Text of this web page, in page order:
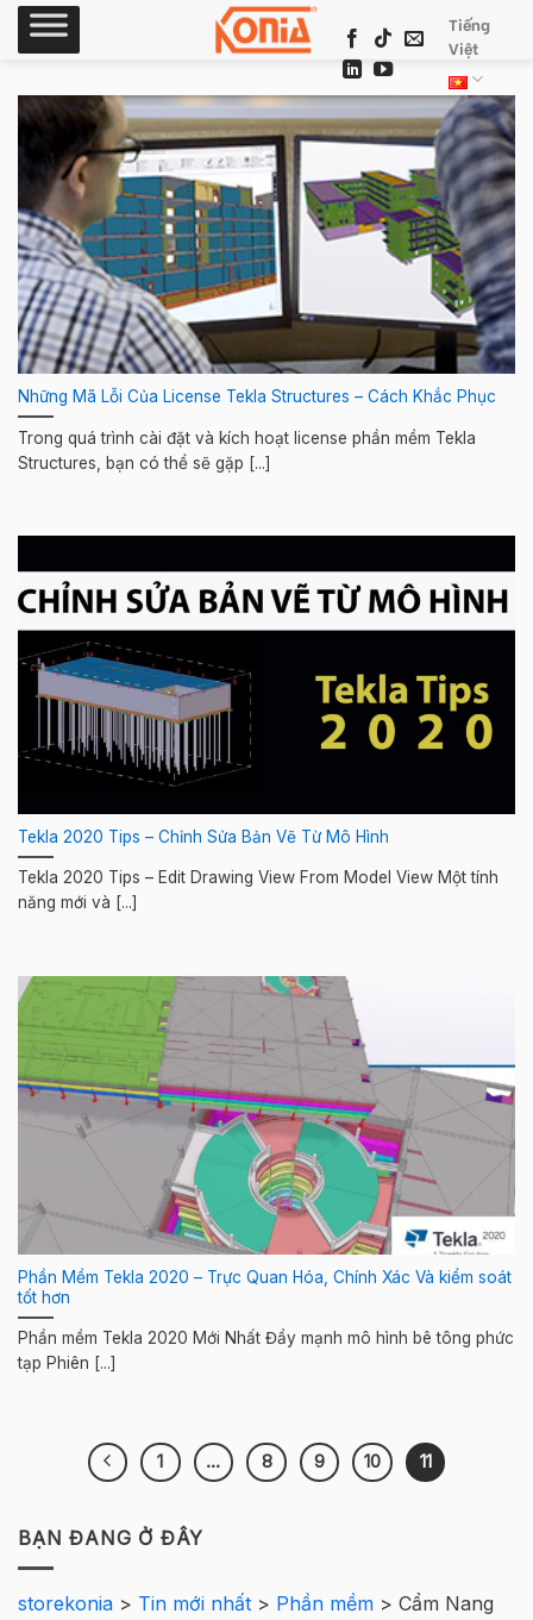
Skip
Tiếng
Việt
Những Mã Lỗi Của License Tekla Structures – Cách Khắc Phục
Trong quá trình cài đặt và kích hoạt license phần mềm Tekla
Structures, bạn có thể sẽ gặp [...]
Tekla 2020 Tips – Chỉnh Sửa Bản Vẽ Từ Mô Hình
Tekla 2020 Tips – Edit Drawing View From Model View Một tính
năng mới và [...]
Phần Mềm Tekla 2020 – Trực Quan Hóa, Chính Xác Và kiểm soát
tốt hơn
Phần mềm Tekla 2020 Mới Nhất Đẩy mạnh mô hình bê tông phức
tạp Phiên [...]
1 … 8 9 10 11
BẠN ĐANG Ở ĐÂY
storekonia > Tin mới nhất > Phần mềm > Cẩm Nang